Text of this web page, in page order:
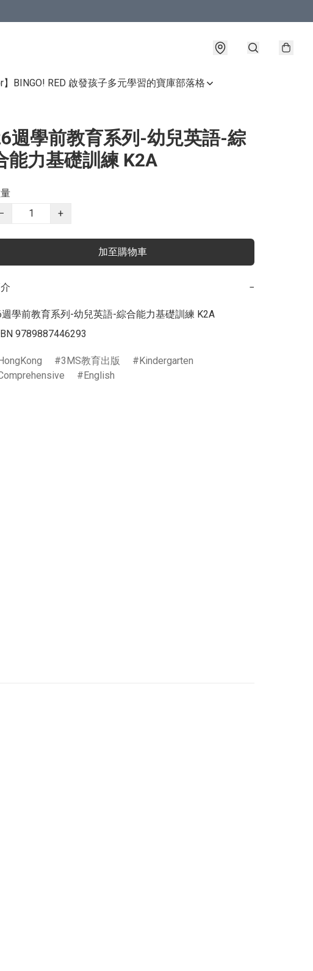
BINGO! RED 啟發孩子多元學習的寶庫部落格
週學前教育系列-幼兒英語-綜
能力基礎訓練 K2A
−
+
加至購物車
−
學前教育系列-幼兒英語-綜合能力基礎訓練 K2A
9789887446293
3MS教育出版
Kindergarten
English